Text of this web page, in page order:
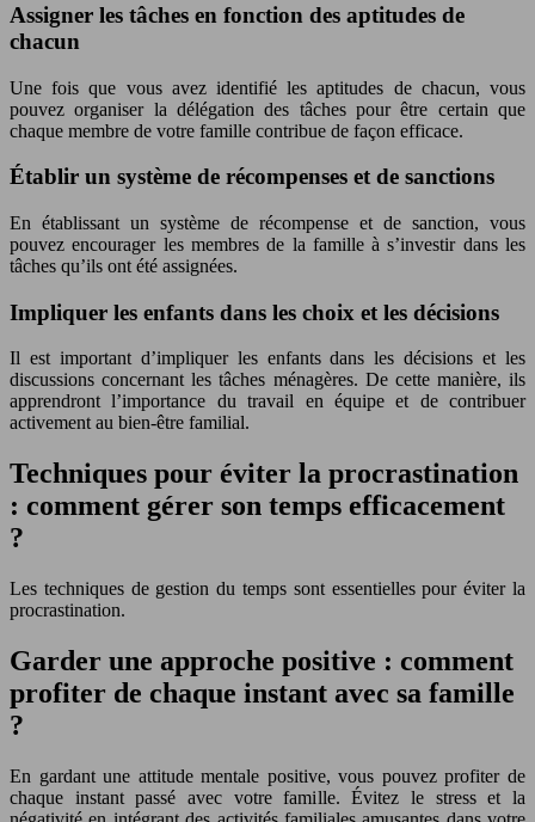
Assigner les tâches en fonction des aptitudes de
chacun
Une fois que vous avez identifié les aptitudes de chacun, vous
pouvez organiser la délégation des tâches pour être certain que
chaque membre de votre famille contribue de façon efficace.
Établir un système de récompenses et de sanctions
En établissant un système de récompense et de sanction, vous
pouvez encourager les membres de la famille à s’investir dans les
tâches qu’ils ont été assignées.
Impliquer les enfants dans les choix et les décisions
Il est important d’impliquer les enfants dans les décisions et les
discussions concernant les tâches ménagères. De cette manière, ils
apprendront l’importance du travail en équipe et de contribuer
activement au bien-être familial.
Techniques pour éviter la procrastination
: comment gérer son temps efficacement
?
Les techniques de gestion du temps sont essentielles pour éviter la
procrastination.
Garder une approche positive : comment
profiter de chaque instant avec sa famille
?
En gardant une attitude mentale positive, vous pouvez profiter de
chaque instant passé avec votre famille. Évitez le stress et la